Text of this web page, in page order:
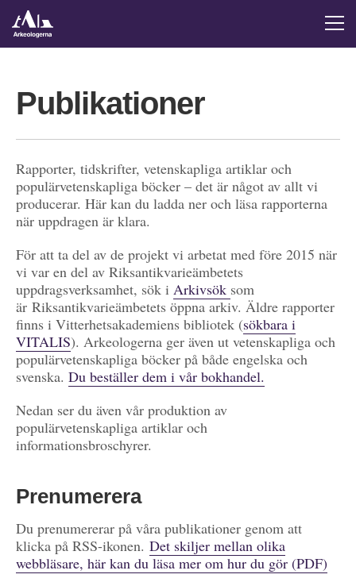
Publikationer
Rapporter, tidskrifter, vetenskapliga artiklar och
populärvetenskapliga böcker – det är något av allt vi
producerar. Här kan du ladda ner och läsa rapporterna
när uppdragen är klara.
För att ta del av de projekt vi arbetat med före 2015 när
vi var en del av Riksantikvarieämbetets
uppdragsverksamhet, sök i Arkivsök som
är Riksantikvarieämbetets öppna arkiv. Äldre rapporter
finns i Vitterhetsakademiens bibliotek (sökbara i
VITALIS). Arkeologerna ger även ut vetenskapliga och
populärvetenskapliga böcker på både engelska och
svenska. Du beställer dem i vår bokhandel.
Nedan ser du även vår produktion av
populärvetenskapliga artiklar och
informationsbroschyrer.
Prenumerera
Du prenumererar på våra publikationer genom att
klicka på RSS-ikonen. Det skiljer mellan olika
webbläsare, här kan du läsa mer om hur du gör (PDF)